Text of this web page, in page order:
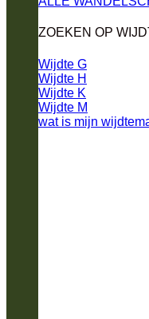
ZOEKEN OP
Wijdte G
Wijdte H
Wijdte K
Wijdte M
wat is mijn